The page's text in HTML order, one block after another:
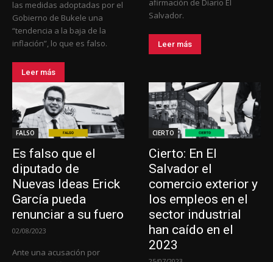
las medidas adoptadas por el
Gobierno de Bukele una
“tendencia a la baja de la
inflación”, lo que es falso.
Leer más
afirmación de Diario El
Salvador.
Leer más
FALSO
Es falso que el
diputado de
Nuevas Ideas Erick
García pueda
renunciar a su fuero
02/08/2023
Ante una acusación por
CIERTO
Cierto: En El
Salvador el
comercio exterior y
los empleos en el
sector industrial
han caído en el
2023